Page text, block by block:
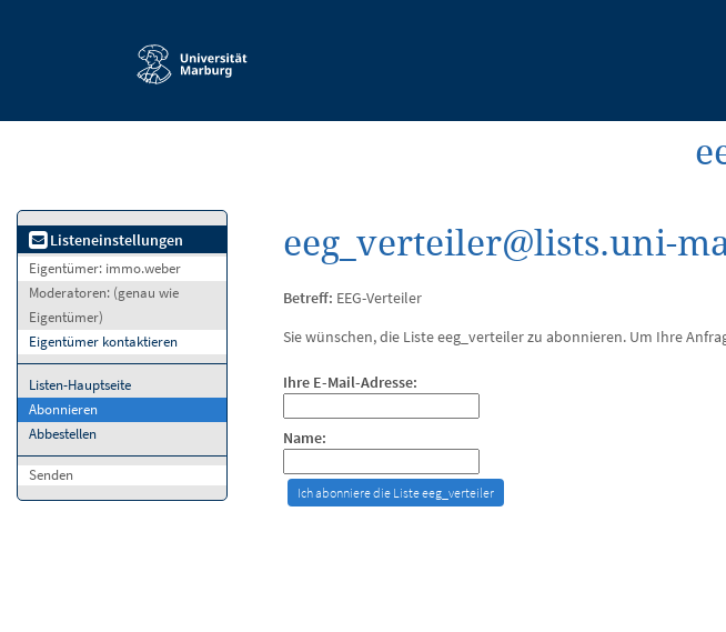
Listeneinstellungen
Eigentümer: immo.weber
Moderatoren: (genau wie
Eigentümer)
Eigentümer kontaktieren
Listen-Hauptseite
Abonnieren
Abbestellen
Senden
eeg_verteiler@lists.uni-
Betreff: EEG-Verteiler
Sie wünschen, die Liste eeg_verteiler zu abonnieren. Um Ihre
Ihre E-Mail-Adresse:
Name: